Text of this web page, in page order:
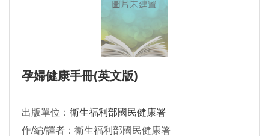
孕婦健康手冊(英文版)
出版單位： 衛生福利部國民健康署
作/編/譯者：衛生福利部國民健康署